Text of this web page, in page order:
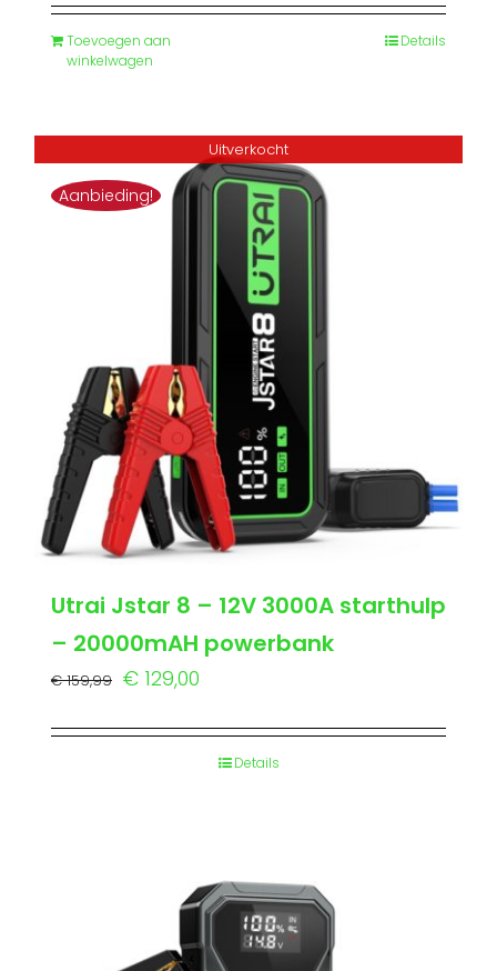
was:
€ 179,99.
is:
Toevoegen aan
winkelwagen
Details
Uitverkocht
Aanbieding!
Utrai Jstar 8 – 12V 3000A starthulp
– 20000mAH powerbank
€159,99 Oorspronkelijke
was:
€ 129,00
is:
€ 129,00.
Details